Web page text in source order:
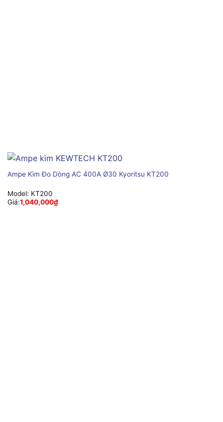
Ampe Kìm Đo Dòng AC 400A Ø30 Kyoritsu KT200
Model: KT200
Giá:1,040,000₫